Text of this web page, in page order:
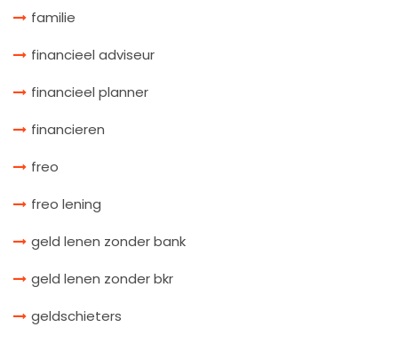
familie
financieel adviseur
financieel planner
financieren
freo
freo lening
geld lenen zonder bank
geld lenen zonder bkr
geldschieters